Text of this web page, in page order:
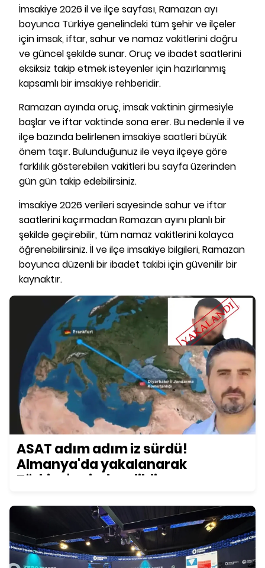
İmsakiye 2026 il ve ilçe sayfası, Ramazan ayı
boyunca Türkiye genelindeki tüm şehir ve ilçeler
için imsak, iftar, sahur ve namaz vakitlerini doğru
ve güncel şekilde sunar. Oruç ve ibadet saatlerini
eksiksiz takip etmek isteyenler için hazırlanmış
kapsamlı bir imsakiye rehberidir.
Ramazan ayında oruç, imsak vaktinin girmesiyle
başlar ve iftar vaktinde sona erer. Bu nedenle il ve
ilçe bazında belirlenen imsakiye saatleri büyük
önem taşır. Bulunduğunuz ile veya ilçeye göre
farklılık gösterebilen vakitleri bu sayfa üzerinden
gün gün takip edebilirsiniz.
İmsakiye 2026 verileri sayesinde sahur ve iftar
saatlerini kaçırmadan Ramazan ayını planlı bir
şekilde geçirebilir, tüm namaz vakitlerini kolayca
öğrenebilirsiniz. İl ve ilçe imsakiye bilgileri, Ramazan
boyunca düzenli bir ibadet takibi için güvenilir bir
kaynaktır.
ASAT adım adım iz sürdü!
Almanya'da yakalanarak
Türkiye'ye iade edildi